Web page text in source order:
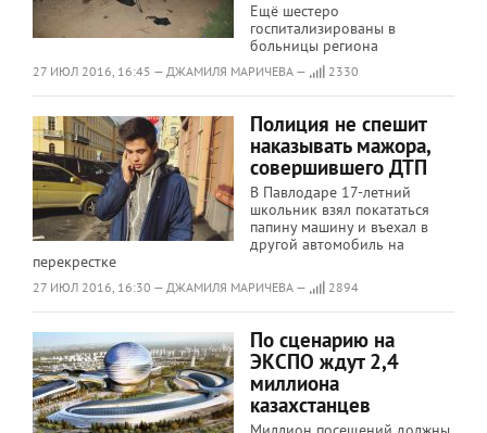
Ещё шестеро
госпитализированы в
больницы региона
27 ИЮЛ 2016, 16:45 — ДЖАМИЛЯ МАРИЧЕВА — 2330
Полиция не спешит
наказывать мажора,
совершившего ДТП
В Павлодаре 17-летний
школьник взял покататься
папину машину и въехал в
другой автомобиль на
перекрестке
27 ИЮЛ 2016, 16:30 — ДЖАМИЛЯ МАРИЧЕВА — 2894
По сценарию на
ЭКСПО ждут 2,4
миллиона
казахстанцев